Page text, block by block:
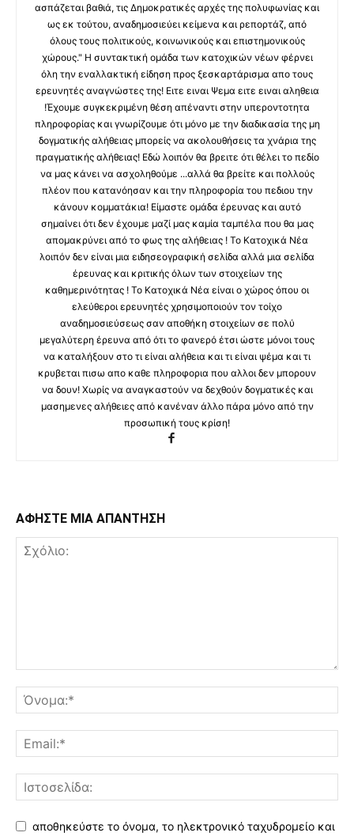
ασπάζεται βαθιά, τις Δημοκρατικές αρχές της πολυφωνίας και
ως εκ τούτου, αναδημοσιεύει κείμενα και ρεπορτάζ, από
όλους τους πολιτικούς, κοινωνικούς και επιστημονικούς
χώρους." Η συντακτική ομάδα των κατοχικών νέων φέρνει
όλη την εναλλακτική είδηση προς ξεσκαρτάρισμα απο τους
ερευνητές αναγνώστες της! Ειτε ειναι Ψεμα ειτε ειναι αληθεια
!Έχουμε συγκεκριμένη θέση απέναντι στην υπεροντοτητα
πληροφορίας και γνωρίζουμε ότι μόνο με την διαδικασία της μη
δογματικής αλήθειας μπορείς να ακολουθήσεις τα χνάρια της
πραγματικής αλήθειας! Εδώ λοιπόν θα βρειτε ότι θέλει το πεδίο
να μας κάνει να ασχοληθούμε ...αλλά θα βρείτε και πολλούς
πλέον που κατανόησαν και την πληροφορία του πεδιου την
κάνουν κομματάκια! Είμαστε ομάδα έρευνας και αυτό
σημαίνει ότι δεν έχουμε μαζί μας καμία ταμπέλα που θα μας
απομακρύνει από το φως της αλήθειας ! Το Κατοχικά Νέα
λοιπόν δεν είναι μια ειδησεογραφική σελίδα αλλά μια σελίδα
έρευνας και κριτικής όλων των στοιχείων της
καθημερινότητας ! Το Κατοχικά Νέα είναι ο χώρος όπου οι
ελεύθεροι ερευνητές χρησιμοποιούν τον τοίχο
αναδημοσιεύσεως σαν αποθήκη στοιχείων σε πολύ
μεγαλύτερη έρευνα από ότι το φανερό έτσι ώστε μόνοι τους
να καταλήξουν στο τι είναι αλήθεια και τι είναι ψέμα και τι
κρυβεται πισω απο καθε πληροφορια που αλλοι δεν μπορουν
να δουν! Χωρίς να αναγκαστούν να δεχθούν δογματικές και
μασημενες αλήθειες από κανέναν άλλο πάρα μόνο από την
προσωπική τους κρίση!
ΑΦΗΣΤΕ ΜΙΑ ΑΠΑΝΤΗΣΗ
αποθηκεύστε το όνομα, το ηλεκτρονικό ταχυδρομείο και